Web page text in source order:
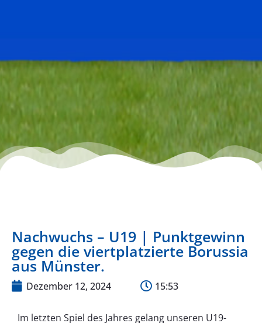
Nachwuchs – U19 | Punktgewinn
gegen die viertplatzierte Borussia
aus Münster.
Dezember 12, 2024 15:53
Im letzten Spiel des Jahres gelang unseren U19-